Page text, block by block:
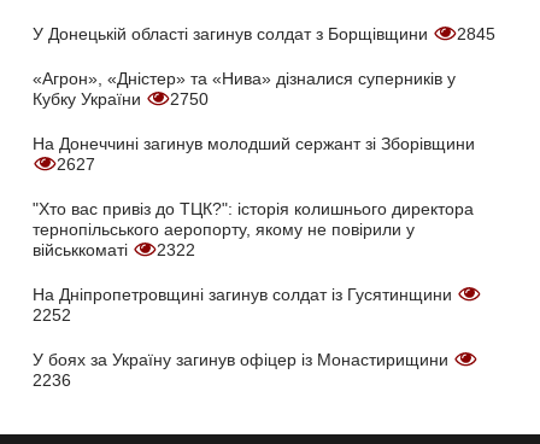
У Донецькій області загинув солдат з Борщівщини 2845
«Агрон», «Дністер» та «Нива» дізналися суперників у
Кубку України
2750
На Донеччині загинув молодший сержант зі Зборівщини
2627
"Хто вас привіз до ТЦК?": історія колишнього директора
тернопільського аеропорту, якому не повірили у
військкоматі
2322
На Дніпропетровщині загинув солдат із Гусятинщини
2252
У боях за Україну загинув офіцер із Монастирищини
2236